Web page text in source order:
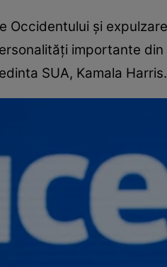
Occidentului și
importante
SUA, Kamala Harris.